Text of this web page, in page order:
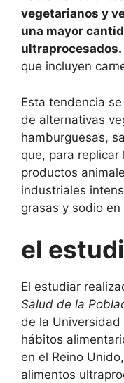
vegetarianos y
una mayor
ultraprocesados.
que incluyen
Esta tendencia
de alternativas
hamburguesas,
que, para
productos
industriales
grasas y sodio
el
El estudiar
Salud de la
de la
hábitos
en el Reino
alimentos